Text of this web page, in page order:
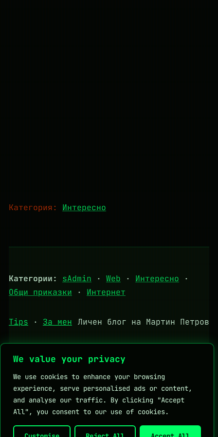
We value your privacy
We use cookies to enhance your browsing
experience, serve personalised ads or content,
and analyse our traffic. By clicking "Accept
All", you consent to our use of cookies.
Категория: Интересно
Категории: sAdmin · Web · Интересно ·
Общи приказки · Интернет
Tips · За мен Личен блог на Мартин Петров
Полезни връзки: DHStudio
KapkaMed
Личен блог на Мартин Петров